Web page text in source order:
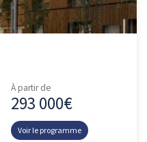
À partir de
293 000€
Voir le programme